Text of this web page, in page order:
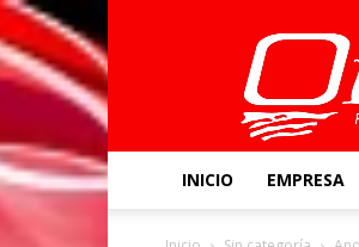
Canal
Once
INICIO EMPRESA